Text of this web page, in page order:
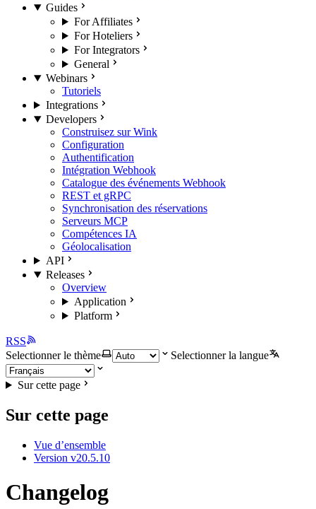
Guides
For Affiliates
For Hoteliers
For Integrators
General
Webinars
Tutoriels
Integrations
Developers
Construisez sur Wink
Configuration
Authentification
Intégration Webhook
Catalogue des événements Webhook
REST et gRPC
Synchronisation des réservations
Serveurs MCP
Compétences IA
Géolocalisation
API
Releases
Overview
Application
Platform
RSS
Selectionner le thème
Selectionner la langue
Sur cette page
Sur cette page
Vue d’ensemble
Version v20.5.10
Changelog